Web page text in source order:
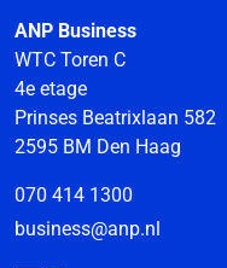
ANP Business
WTC Toren C
4e etage
Prinses Beatrixlaan 582
2595 BM Den Haag
070 414 1300
business@anp.nl